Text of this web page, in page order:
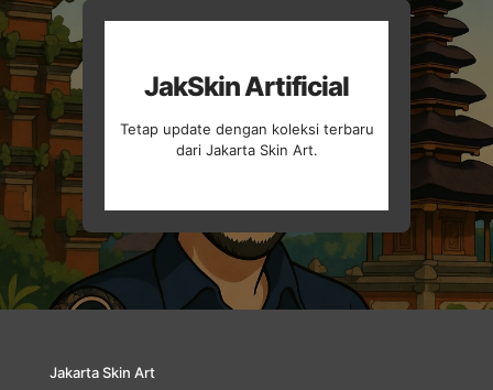
JakSkin Artificial
Tetap update dengan koleksi terbaru
dari Jakarta Skin Art.
Jakarta Skin Art